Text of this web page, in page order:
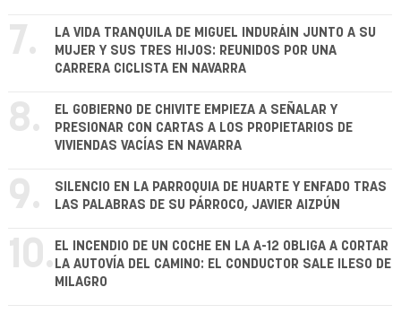
7.
LA VIDA TRANQUILA DE MIGUEL INDURÁIN JUNTO A SU
MUJER Y SUS TRES HIJOS: REUNIDOS POR UNA
CARRERA CICLISTA EN NAVARRA
8.
EL GOBIERNO DE CHIVITE EMPIEZA A SEÑALAR Y
PRESIONAR CON CARTAS A LOS PROPIETARIOS DE
VIVIENDAS VACÍAS EN NAVARRA
9.
SILENCIO EN LA PARROQUIA DE HUARTE Y ENFADO TRAS
LAS PALABRAS DE SU PÁRROCO, JAVIER AIZPÚN
10. EL INCENDIO DE UN COCHE EN LA A-12 OBLIGA A CORTAR
LA AUTOVÍA DEL CAMINO: EL CONDUCTOR SALE ILESO DE
MILAGRO